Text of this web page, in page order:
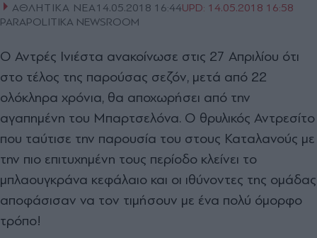
ΑΘΛΗΤΙΚΑ ΝΕΑ14.05.2018 16:44UPD: 14.05.2018 16:58
PARAPOLITIKA NEWSROOM
Ο Αντρές Ινιέστα ανακοίνωσε στις 27 Απριλίου ότι
στο τέλος της παρούσας σεζόν, μετά από 22
ολόκληρα χρόνια, θα αποχωρήσει από την
αγαπημένη του Μπαρτσελόνα. Ο θρυλικός Αντρεσίτο
που ταύτισε την παρουσία του στους Καταλανούς με
την πιο επιτυχημένη τους περίοδο κλείνει το
μπλαουγκράνα κεφάλαιο και οι ιθύνοντες της ομάδας
αποφάσισαν να τον τιμήσουν με ένα πολύ όμορφο
τρόπο!